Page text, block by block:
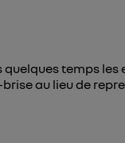
quelques temps
au lieu de